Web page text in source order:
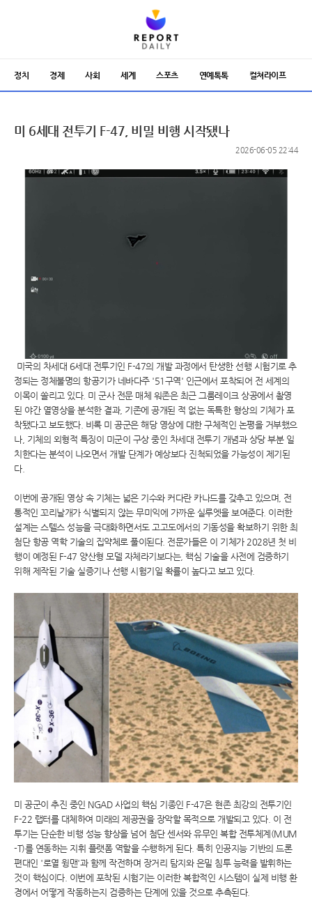
정치 경제 사회 세계 스포츠 연예톡톡 컬쳐라이프
미 6세대 전투기 F-47, 비밀 비행 시작됐나
2026-06-05 22:44
미국의 차세대 6세대 전투기인 F-47의 개발 과정에서 탄생한 선행 시험기로 추
정되는 정체불명의 항공기가 네바다주 '51구역' 인근에서 포착되어 전 세계의
이목이 쏠리고 있다. 미 군사 전문 매체 워존은 최근 그룸레이크 상공에서 촬영
된 야간 열영상을 분석한 결과, 기존에 공개된 적 없는 독특한 형상의 기체가 포
착됐다고 보도했다. 비록 미 공군은 해당 영상에 대한 구체적인 논평을 거부했으
나, 기체의 외형적 특징이 미군이 구상 중인 차세대 전투기 개념과 상당 부분 일
치한다는 분석이 나오면서 개발 단계가 예상보다 진척되었을 가능성이 제기된
다.
이번에 공개된 영상 속 기체는 넓은 기수와 커다란 카나드를 갖추고 있으며, 전
통적인 꼬리날개가 식별되지 않는 무미익에 가까운 실루엣을 보여준다. 이러한
설계는 스텔스 성능을 극대화하면서도 고고도에서의 기동성을 확보하기 위한 최
첨단 항공 역학 기술의 집약체로 풀이된다. 전문가들은 이 기체가 2028년 첫 비
행이 예정된 F-47 양산형 모델 자체라기보다는, 핵심 기술을 사전에 검증하기
위해 제작된 기술 실증기나 선행 시험기일 확률이 높다고 보고 있다.
미 공군이 추진 중인 NGAD 사업의 핵심 기종인 F-47은 현존 최강의 전투기인
F-22 랩터를 대체하여 미래의 제공권을 장악할 목적으로 개발되고 있다. 이 전
투기는 단순한 비행 성능 향상을 넘어 첨단 센서와 유무인 복합 전투체계(MUM
-T)를 연동하는 지휘 플랫폼 역할을 수행하게 된다. 특히 인공지능 기반의 드론
편대인 '로열 윙맨'과 함께 작전하며 장거리 탐지와 은밀 침투 능력을 발휘하는
것이 핵심이다. 이번에 포착된 시험기는 이러한 복합적인 시스템이 실제 비행 환
경에서 어떻게 작동하는지 검증하는 단계에 있을 것으로 추측된다.